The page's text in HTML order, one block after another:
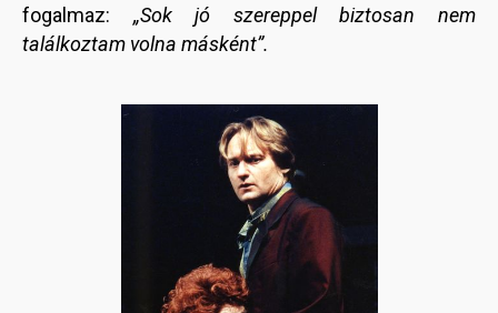
fogalmaz: „Sok jó szereppel biztosan nem
találkoztam volna másként”.